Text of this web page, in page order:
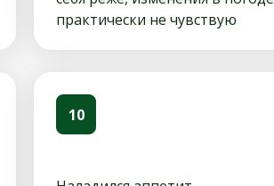
практически не чувствую
10